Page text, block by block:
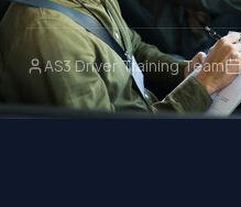
AS3 Driver Training Team